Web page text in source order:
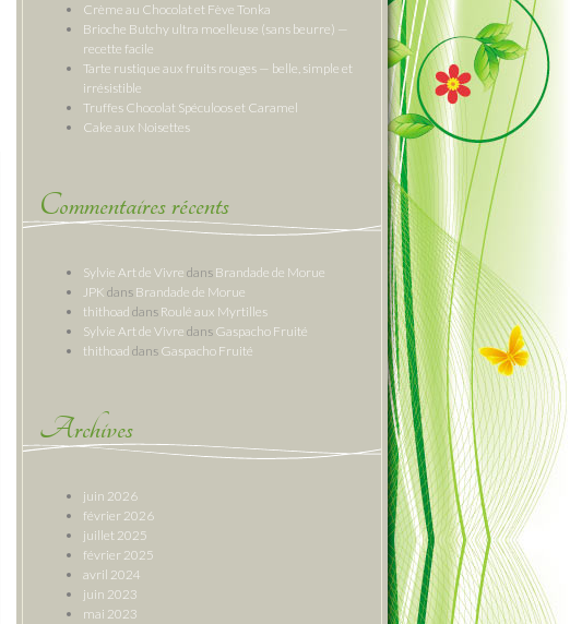
Crème au Chocolat et Fève Tonka
Brioche Butchy ultra moelleuse (sans beurre) —
recette facile
Tarte rustique aux fruits rouges — belle, simple et
irrésistible
Truffes Chocolat Spéculoos et Caramel
Cake aux Noisettes
Commentaires récents
Sylvie Art de Vivre dans Brandade de Morue
JPK dans Brandade de Morue
thithoad dans Roulé aux Myrtilles
Sylvie Art de Vivre dans Gaspacho Fruité
thithoad dans Gaspacho Fruité
Archives
juin 2026
février 2026
juillet 2025
février 2025
avril 2024
juin 2023
mai 2023